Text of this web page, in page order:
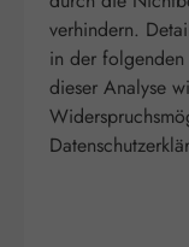
verhindern.
in der folgenden
dieser Analyse